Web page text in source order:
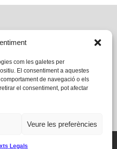
com les galetes per
El consentiment a aquestes
de navegació o els
el consentiment, pot afectar
Veure les preferències
Legals